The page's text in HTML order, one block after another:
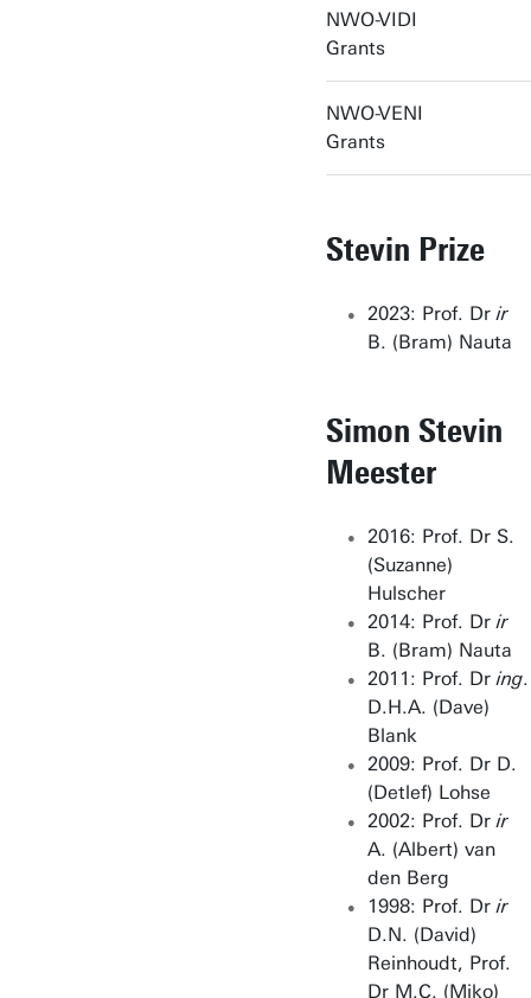
NWO-VIDI
Grants
NWO-VENI
Grants
Stevin Prize
2023: Prof. Drir
B. (Bram) Nauta
Simon Stevin
Meester
2016: Prof. Dr S.
(Suzanne)
Hulscher
2014: Prof. Drir
B. (Bram) Nauta
2011: Prof. Dring.
D.H.A. (Dave)
Blank
2009: Prof. Dr D.
(Detlef) Lohse
2002: Prof. Drir
A. (Albert) van
den Berg
1998: Prof. Drir
D.N. (David)
Reinhoudt, Prof.
Dr M.C. (Miko)